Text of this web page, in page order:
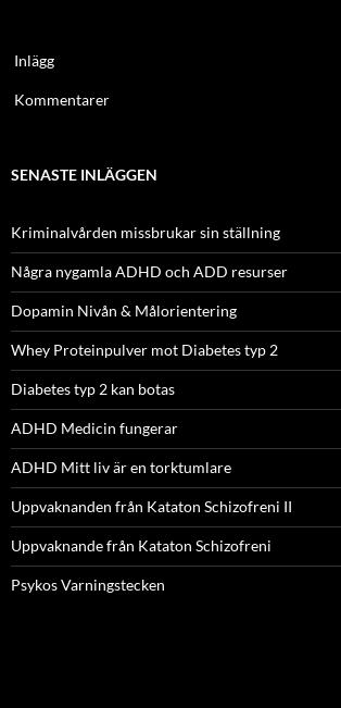
Inlägg
Kommentarer
SENASTE INLÄGGEN
Kriminalvården missbrukar sin ställning
Några nygamla ADHD och ADD resurser
Dopamin Nivån & Målorientering
Whey Proteinpulver mot Diabetes typ 2
Diabetes typ 2 kan botas
ADHD Medicin fungerar
ADHD Mitt liv är en torktumlare
Uppvaknanden från Kataton Schizofreni II
Uppvaknande från Kataton Schizofreni
Psykos Varningstecken